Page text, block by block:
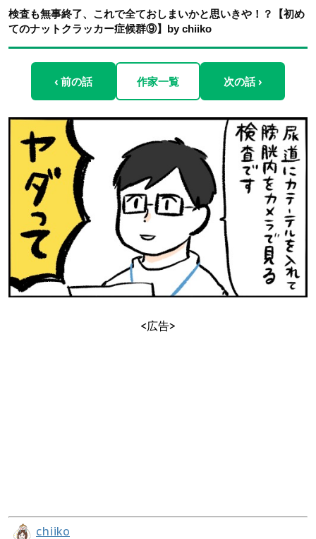
検査も無事終了、これで全ておしまいかと思いきや！？【初め
てのナットクラッカー症候群⑨】by chiiko
‹ 前の話 作家一覧 次の話 ›
<広告>
chiiko